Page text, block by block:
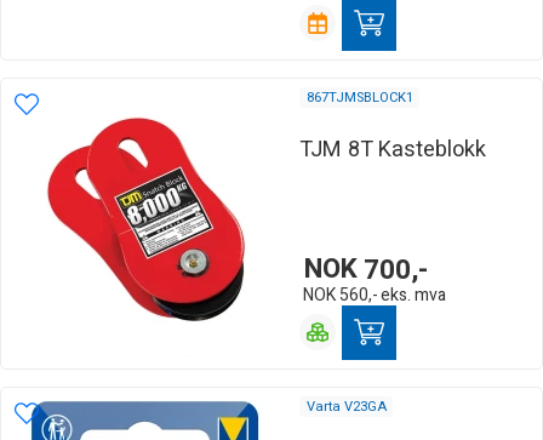
867TJMSBLOCK1
TJM 8T Kasteblokk
NOK700,-
NOK 560,-eks. mva
Varta V23GA